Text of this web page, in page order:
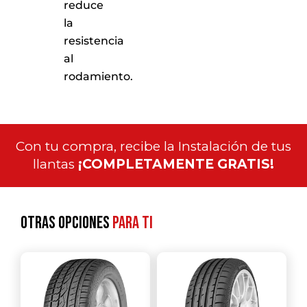
reduce
la
resistencia
al
rodamiento.
Con tu compra, recibe la Instalación de tus
llantas ¡COMPLETAMENTE GRATIS!
Otras opcionespara ti